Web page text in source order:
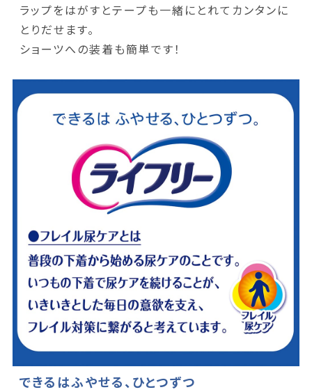
ラップをはがすとテープも一緒にとれてカンタンに
とりだせます。
ショーツへの装着も簡単です！
できるはふやせる、ひとつずつ